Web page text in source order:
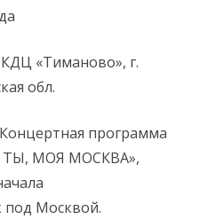
«Тиманово», г.
обл.
программа
ТЫ, МОЯ МОСКВА»,
под Москвой.